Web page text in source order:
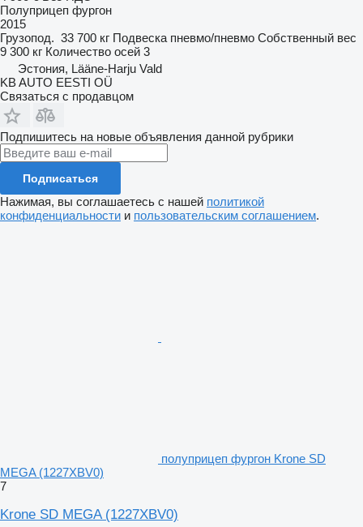
Полуприцеп фургон
2015
Грузопод. 33 700 кг Подвеска пневмо/пневмо Собственный вес
9 300 кг Количество осей 3
Эстония, Lääne-Harju Vald
KB AUTO EESTI OÜ
Связаться с продавцом
Подпишитесь на новые объявления данной рубрики
Подписаться
Нажимая, вы соглашаетесь с нашей политикой
конфиденциальности и пользовательским соглашением.
полуприцеп фургон Krone SD
MEGA (1227XBV0)
7
Krone SD MEGA (1227XBV0)